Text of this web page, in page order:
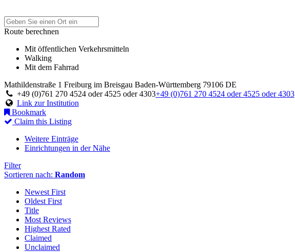
Route berechnen
Mit öffentlichen Verkehrsmitteln
Walking
Mit dem Fahrrad
Mathildenstraße 1 Freiburg im Breisgau Baden-Württemberg 79106 DE
+49 (0)761 270 4524 oder 4525 oder 4303+49 (0)761 270 4524 oder 4525 oder 4303
Link zur Institution
Bookmark
Claim this Listing
Weitere Einträge
Einrichtungen in der Nähe
Filter
Sortieren nach: Random
Newest First
Oldest First
Title
Most Reviews
Highest Rated
Claimed
Unclaimed